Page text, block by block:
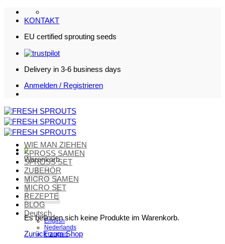
Zum
Inhalt
KONTAKT
EU certified sprouting seeds
Delivery in 3-6 business days
Anmelden / Registrieren
0
Warenkorb
Es befinden sich keine Produkte im Warenkorb.
Zurück zum Shop
WIE MAN ZIEHEN
SPROSS SAMEN
SPROSS SET
ZUBEHÖR
MICRO SAMEN
MICRO SET
REZEPTE
BLOG
Deutsch
English
Nederlands
Français